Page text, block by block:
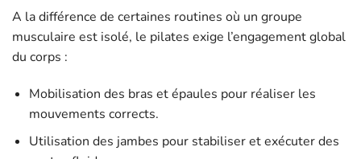
A la différence de certaines routines où un groupe
musculaire est isolé, le pilates exige l’engagement global
du corps :
Mobilisation des bras et épaules pour réaliser les
mouvements corrects.
Utilisation des jambes pour stabiliser et exécuter des